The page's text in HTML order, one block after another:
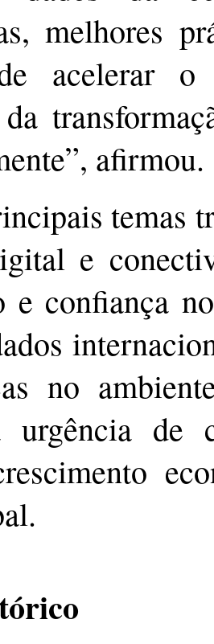
melhores
acelerar
afirmou.
temas
e
e confiança
no
urgência de